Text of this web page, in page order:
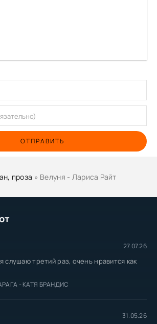
27.07.26
слушаю третий раз, очень нравится как
- КАТЯ БРАНДИС
31.05.26
ОТПРАВИТЬ
проза » Велуня - Лариса Райт